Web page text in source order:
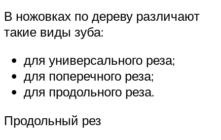
В ножовках по дереву различают
такие виды зуба:
для универсального реза;
для поперечного реза;
для продольного реза.
Продольный рез